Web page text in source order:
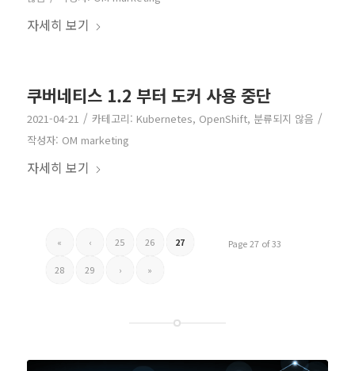
자세히 보기
쿠버네티스 1.2 부터 도커 사용 중단
2021-04-21 / 카테고리: Kubernetes, OpenShift, 분류되지 않음 /
작성자: OM marketing
자세히 보기
Page 27 of 33
« ‹ 25 26 27
28 29 › »